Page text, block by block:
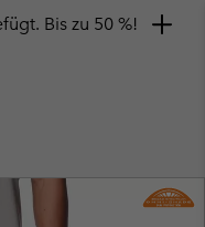
Bis zu 50 %!